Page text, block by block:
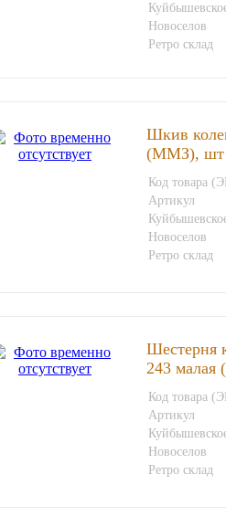
Новоселов
Ретро склад
Шкив
(ММЗ), шт
Код товара
Артикул
Новоселов
Ретро склад
Шестерня
243
Код товара
Артикул
Новоселов
Ретро склад